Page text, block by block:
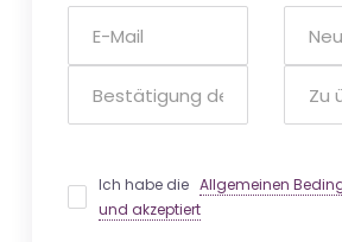
Ich habe dieAllgemeinen
und akzeptiert